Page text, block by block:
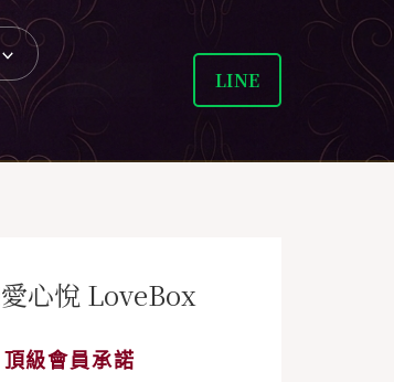
LINE
心悅 LoveBox
級會員承諾